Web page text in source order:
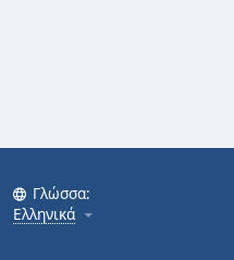
Γλώσσα:
Ελληνικά